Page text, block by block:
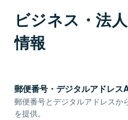
ビジネス・法
情報
郵便番号・デジタルアドレス
郵便番号とデジタルアドレスか
を提供。